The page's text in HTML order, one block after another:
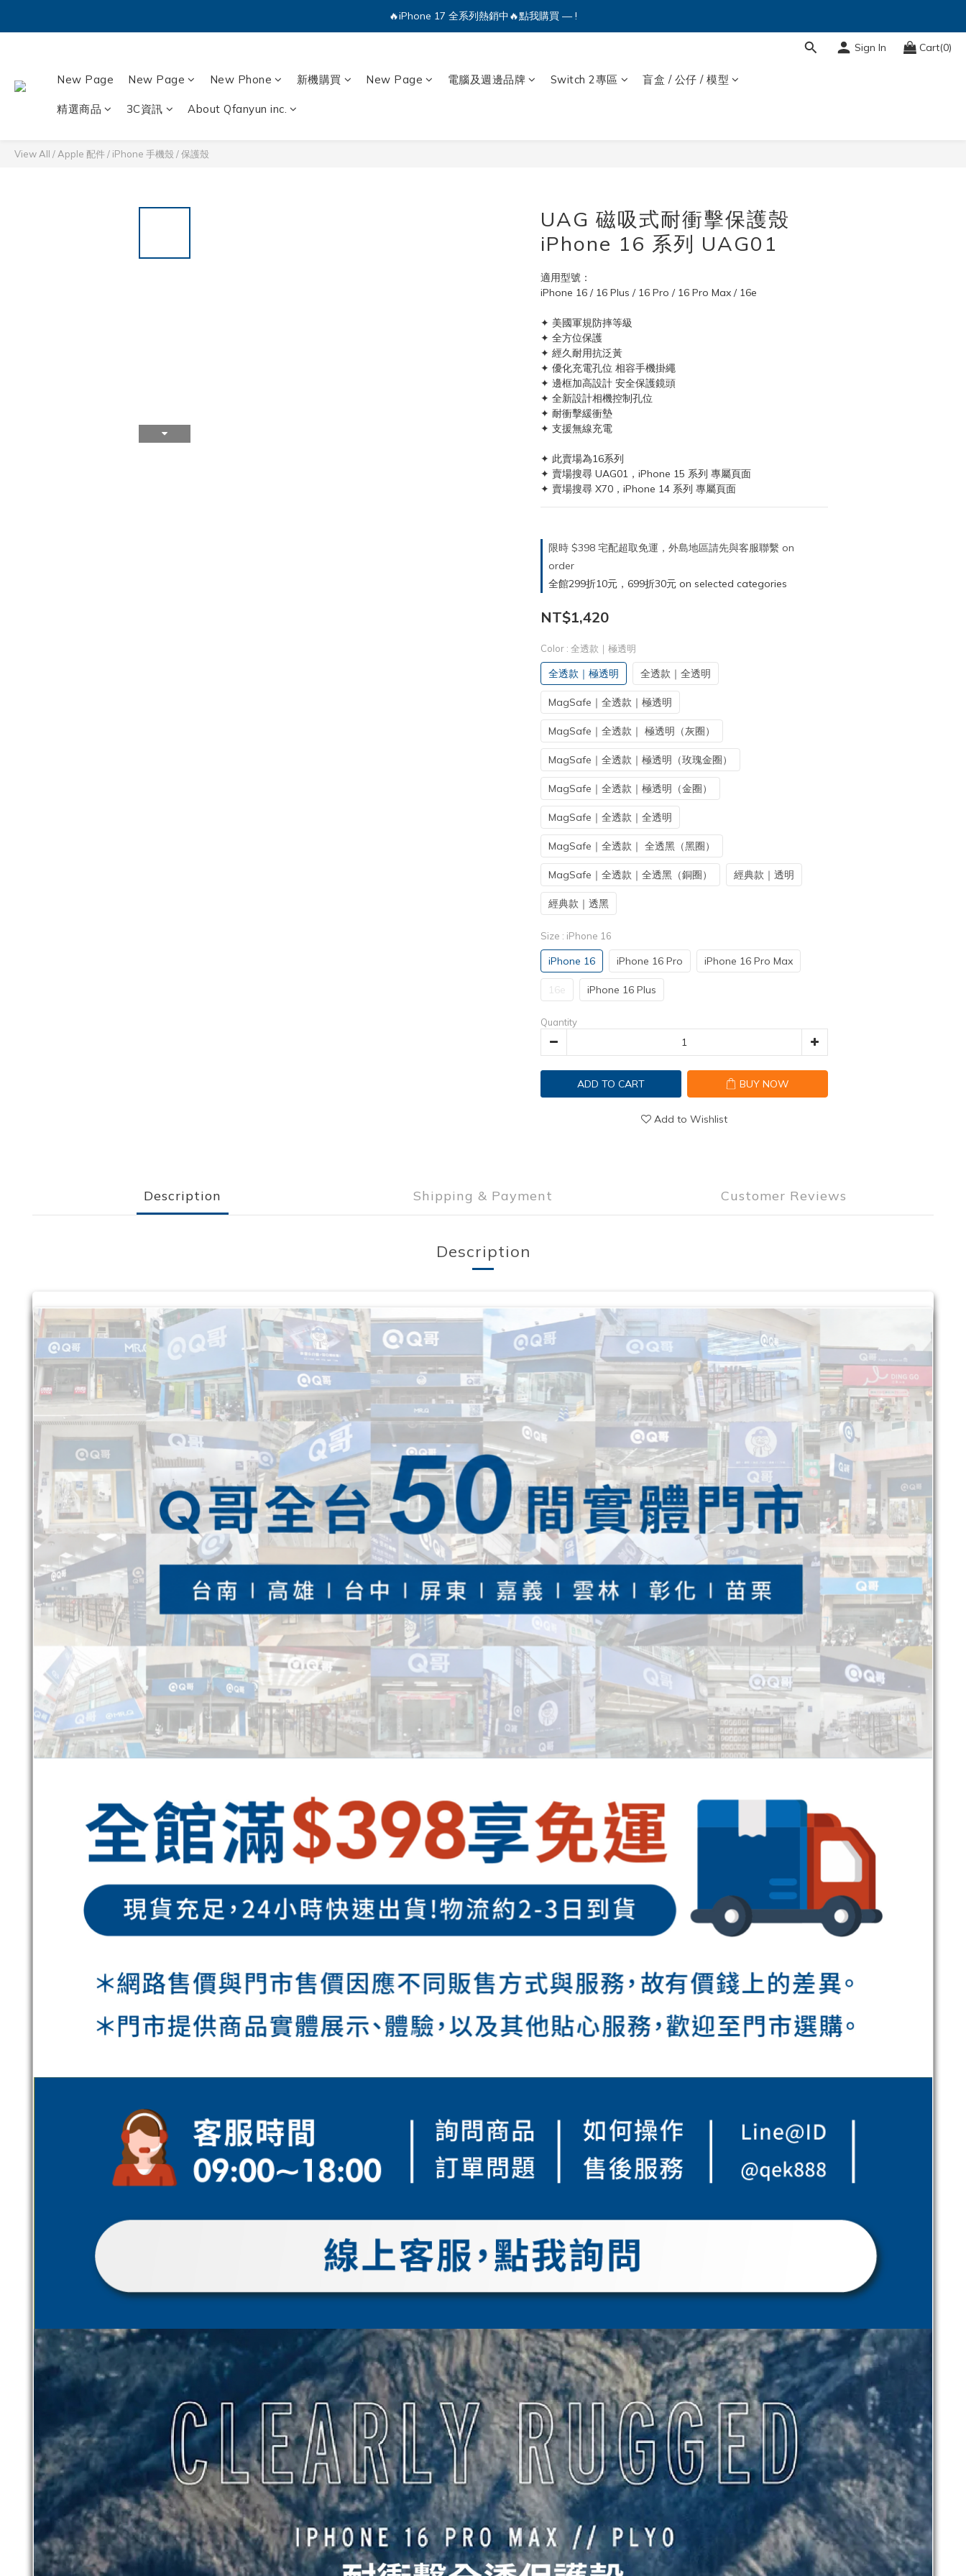
🔥iPhone 17 全系列熱銷中🔥點我購買 — !
💕加入Q哥 Line 新好友領優惠券！🎫
Sign In Cart(0)
New Page New Page New Phone 新機購買 New Page 電腦及週邊品牌 Switch 2專區 盲盒 / 公仔 / 模型
精選商品 3C資訊 About Qfanyun inc.
View All / Apple 配件/ iPhone 手機殼 / 保護殼
UAG 磁吸式耐衝擊保護殼
iPhone 16 系列 UAG01
適用型號：
iPhone 16 / 16 Plus / 16 Pro / 16 Pro Max / 16e
✦ 美國軍規防摔等級
✦ 全方位保護
✦ 經久耐用抗泛黃
✦ 優化充電孔位 相容手機掛繩
✦ 邊框加高設計 安全保護鏡頭
✦ 全新設計相機控制孔位
✦ 耐衝擊緩衝墊
✦ 支援無線充電
✦ 此賣場為16系列
✦ 賣場搜尋 UAG01，iPhone 15 系列 專屬頁面
✦ 賣場搜尋 X70，iPhone 14 系列 專屬頁面
限時 $398 宅配超取免運，外島地區請先與客服聯繫 on
order
全館299折10元，699折30元 on selected categories
NT$1,420
Color : 全透款｜極透明
全透款｜極透明 全透款｜全透明
MagSafe｜全透款｜極透明
MagSafe｜全透款｜ 極透明（灰圈）
MagSafe｜全透款｜極透明（玫瑰金圈）
MagSafe｜全透款｜極透明（金圈）
MagSafe｜全透款｜全透明
MagSafe｜全透款｜ 全透黑（黑圈）
MagSafe｜全透款｜全透黑（銅圈） 經典款｜透明
經典款｜透黑
Size : iPhone 16
iPhone 16 iPhone 16 Pro iPhone 16 Pro Max
16e iPhone 16 Plus
Quantity
ADD TO CART BUY NOW
Add to Wishlist
Description Shipping & Payment Customer Reviews
Description